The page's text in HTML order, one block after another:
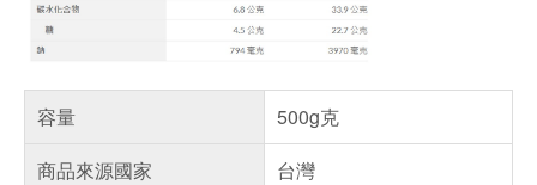
容量
500g克
商品來源國家
台灣